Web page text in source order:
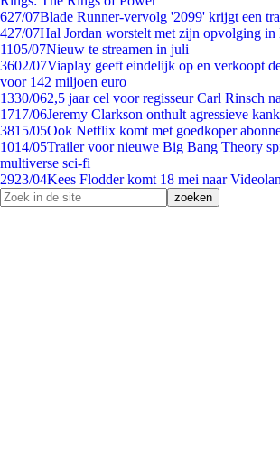
627/07Blade Runner-vervolg '2099' krijgt een
427/07Hal Jordan worstelt met zijn opvolging in
1105/07Nieuw te streamen in juli
3602/07Viaplay geeft eindelijk op en verkoopt
voor 142 miljoen euro
1330/062,5 jaar cel voor regisseur Carl Rinsch
1717/06Jeremy Clarkson onthult agressieve
3815/05Ook Netflix komt met goedkoper
1014/05Trailer voor nieuwe Big Bang Theory
multiverse sci-fi
2923/04Kees Flodder komt 18 mei naar